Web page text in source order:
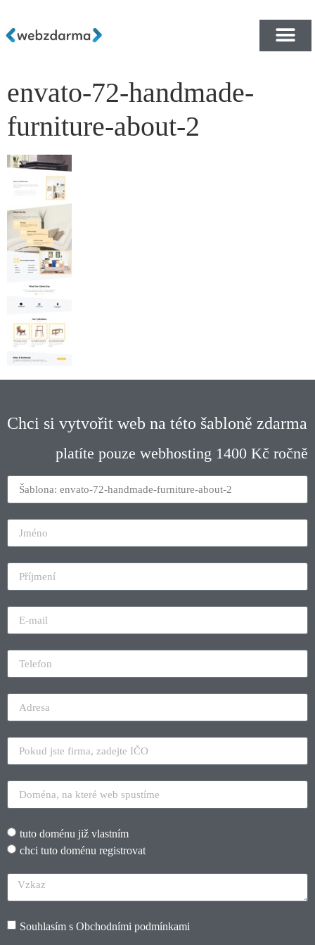
envato-72-handmade-
furniture-about-2
Chci si vytvořit web na této šabloně zdarma
platíte pouze webhosting 1400 Kč ročně
tuto doménu již vlastním
chci tuto doménu registrovat
Souhlasím s Obchodními podmínkami